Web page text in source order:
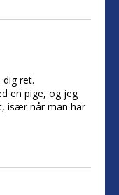
ret.
en pige, og jeg
især når man har